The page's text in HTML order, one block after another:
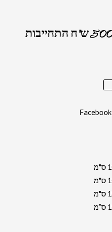
משלוח חינם בקנייה מעל 500 ש"ח התחייבות
Facebook